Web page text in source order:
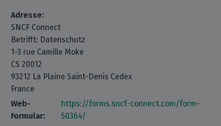
Adresse:
SNCF Connect
Betrifft: Datenschutz
1-3 rue Camille Moke
CS 20012
93212 La Plaine Saint-Denis Cedex
France
Web-
Formular:
https://forms.sncf-connect.com/form-
50364/